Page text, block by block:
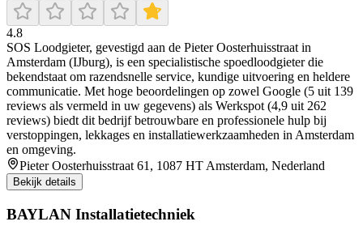
4.8
SOS Loodgieter, gevestigd aan de Pieter Oosterhuisstraat in
Amsterdam (IJburg), is een specialistische spoedloodgieter die
bekendstaat om razendsnelle service, kundige uitvoering en heldere
communicatie. Met hoge beoordelingen op zowel Google (5 uit 139
reviews als vermeld in uw gegevens) als Werkspot (4,9 uit 262
reviews) biedt dit bedrijf betrouwbare en professionele hulp bij
verstoppingen, lekkages en installatiewerkzaamheden in Amsterdam
en omgeving.
Pieter Oosterhuisstraat 61, 1087 HT Amsterdam, Nederland
Bekijk details
BAYLAN Installatietechniek